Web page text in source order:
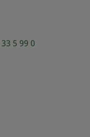
5 99 0